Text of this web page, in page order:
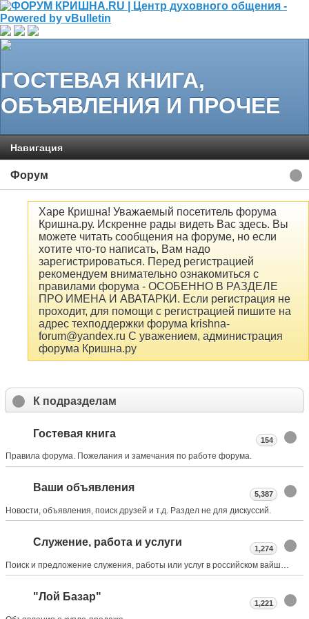
ГОСТЕВАЯ КНИГА,
ОБЪЯВЛЕНИЯ И ПРОЧЕЕ
Навигация
Форум
Харе Кришна! Уважаемый посетитель форума
Кришна.ру. Искренне рады видеть Вас здесь. Вы
можете читать сообщения на форуме, но если
хотите что-то написать, Вам надо
зарегистрироваться. Перед регистрацией
рекомендуем внимательно ознакомиться с
правилами форума - ОСОБЕННО В РАЗДЕЛЕ
ПРО ИМЕНА И АВАТАРКИ. Если регистрация не
проходит, для помощи с регистрацией пишите на
адрес техподдержки форума krishna-
forum@yandex.ru С уважением, администрация
форума Кришна.ру
К подразделам
Гостевая книга
Правила форума. Пожелания и замечания по работе форума.
154
Ваши объявления
Новости, объявления, поиск друзей и т.д. Раздел не для дискуссий.
5,387
Служение, работа и услуги
Поиск и предложение служения, работы или услуг в российском вайшнавском обществе
1,274
"Лой Базар"
1,221